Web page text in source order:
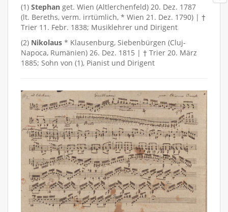
(1) Stephan get. Wien (Altlerchenfeld) 20. Dez. 1787
(lt. Bereths, verm. irrtümlich, * Wien 21. Dez. 1790) | †
Trier 11. Febr. 1838; Musiklehrer und Dirigent
(2) Nikolaus * Klausenburg, Siebenbürgen (Cluj-
Napoca, Rumänien) 26. Dez. 1815 | † Trier 20. März
1885; Sohn von (1), Pianist und Dirigent